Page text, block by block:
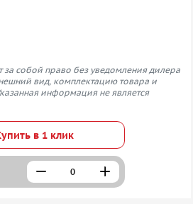
за собой право без уведомления дилера
вид, комплектацию товара и
информация не является
в 1 клик